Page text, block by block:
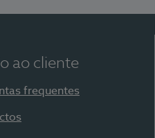
ao cliente
frequentes